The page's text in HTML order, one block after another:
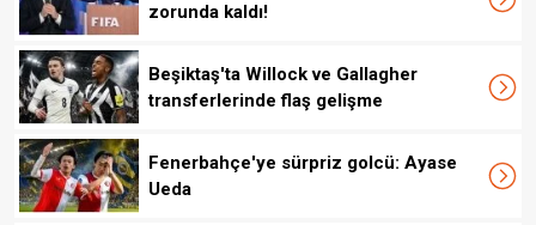
zorunda kaldı!
Beşiktaş'ta Willock ve Gallagher
transferlerinde flaş gelişme
Fenerbahçe'ye sürpriz golcü: Ayase
Ueda